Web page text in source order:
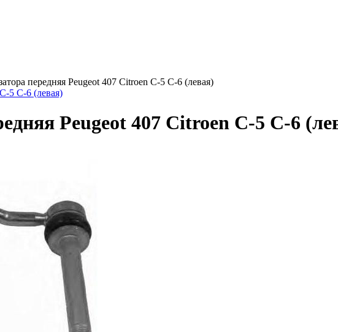
передняя Peugeot 407 Citroen C-5 C-6 (левая)
5 C-6 (левая)
Peugeot 407 Citroen C-5 C-6